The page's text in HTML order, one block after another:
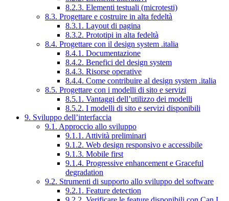
8.2.3. Elementi testuali (microtesti)
8.3. Progettare e costruire in alta fedeltà
8.3.1. Layout di pagina
8.3.2. Prototipi in alta fedeltà
8.4. Progettare con il design system .italia
8.4.1. Documentazione
8.4.2. Benefici del design system
8.4.3. Risorse operative
8.4.4. Come contribuire al design system .italia
8.5. Progettare con i modelli di sito e servizi
8.5.1. Vantaggi dell’utilizzo dei modelli
8.5.2. I modelli di sito e servizi disponibili
9. Sviluppo dell’interfaccia
9.1. Approccio allo sviluppo
9.1.1. Attività preliminari
9.1.2. Web design responsivo e accessibile
9.1.3. Mobile first
9.1.4. Progressive enhancement e Graceful
degradation
9.2. Strumenti di supporto allo sviluppo del software
9.2.1. Feature detection